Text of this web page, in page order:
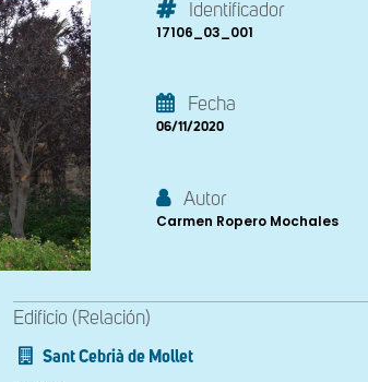
Identificador
17106_03_001
Fecha
06/11/2020
Autor
Carmen Ropero Mochales
Edificio (Relación)
Sant Cebrià de Mollet